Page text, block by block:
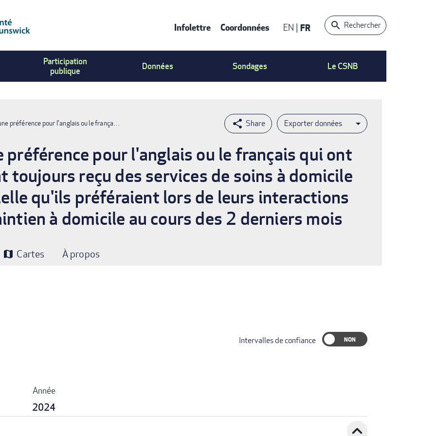
Contact
Menu
Infolettre Coordonnées EN FR Rechercher
Participation
publique
Données Sondages Le CSNB
Exporter données
préférence pour l'anglais ou le frança…
préférence pour l'anglais ou le français qui ont
toujours reçu des services de soins à domicile
qu'ils préféraient lors de leurs interactions
à domicile au cours des 2 derniers mois
map Cartes À propos
Intervalles de confiance
Année
2024
expand_less